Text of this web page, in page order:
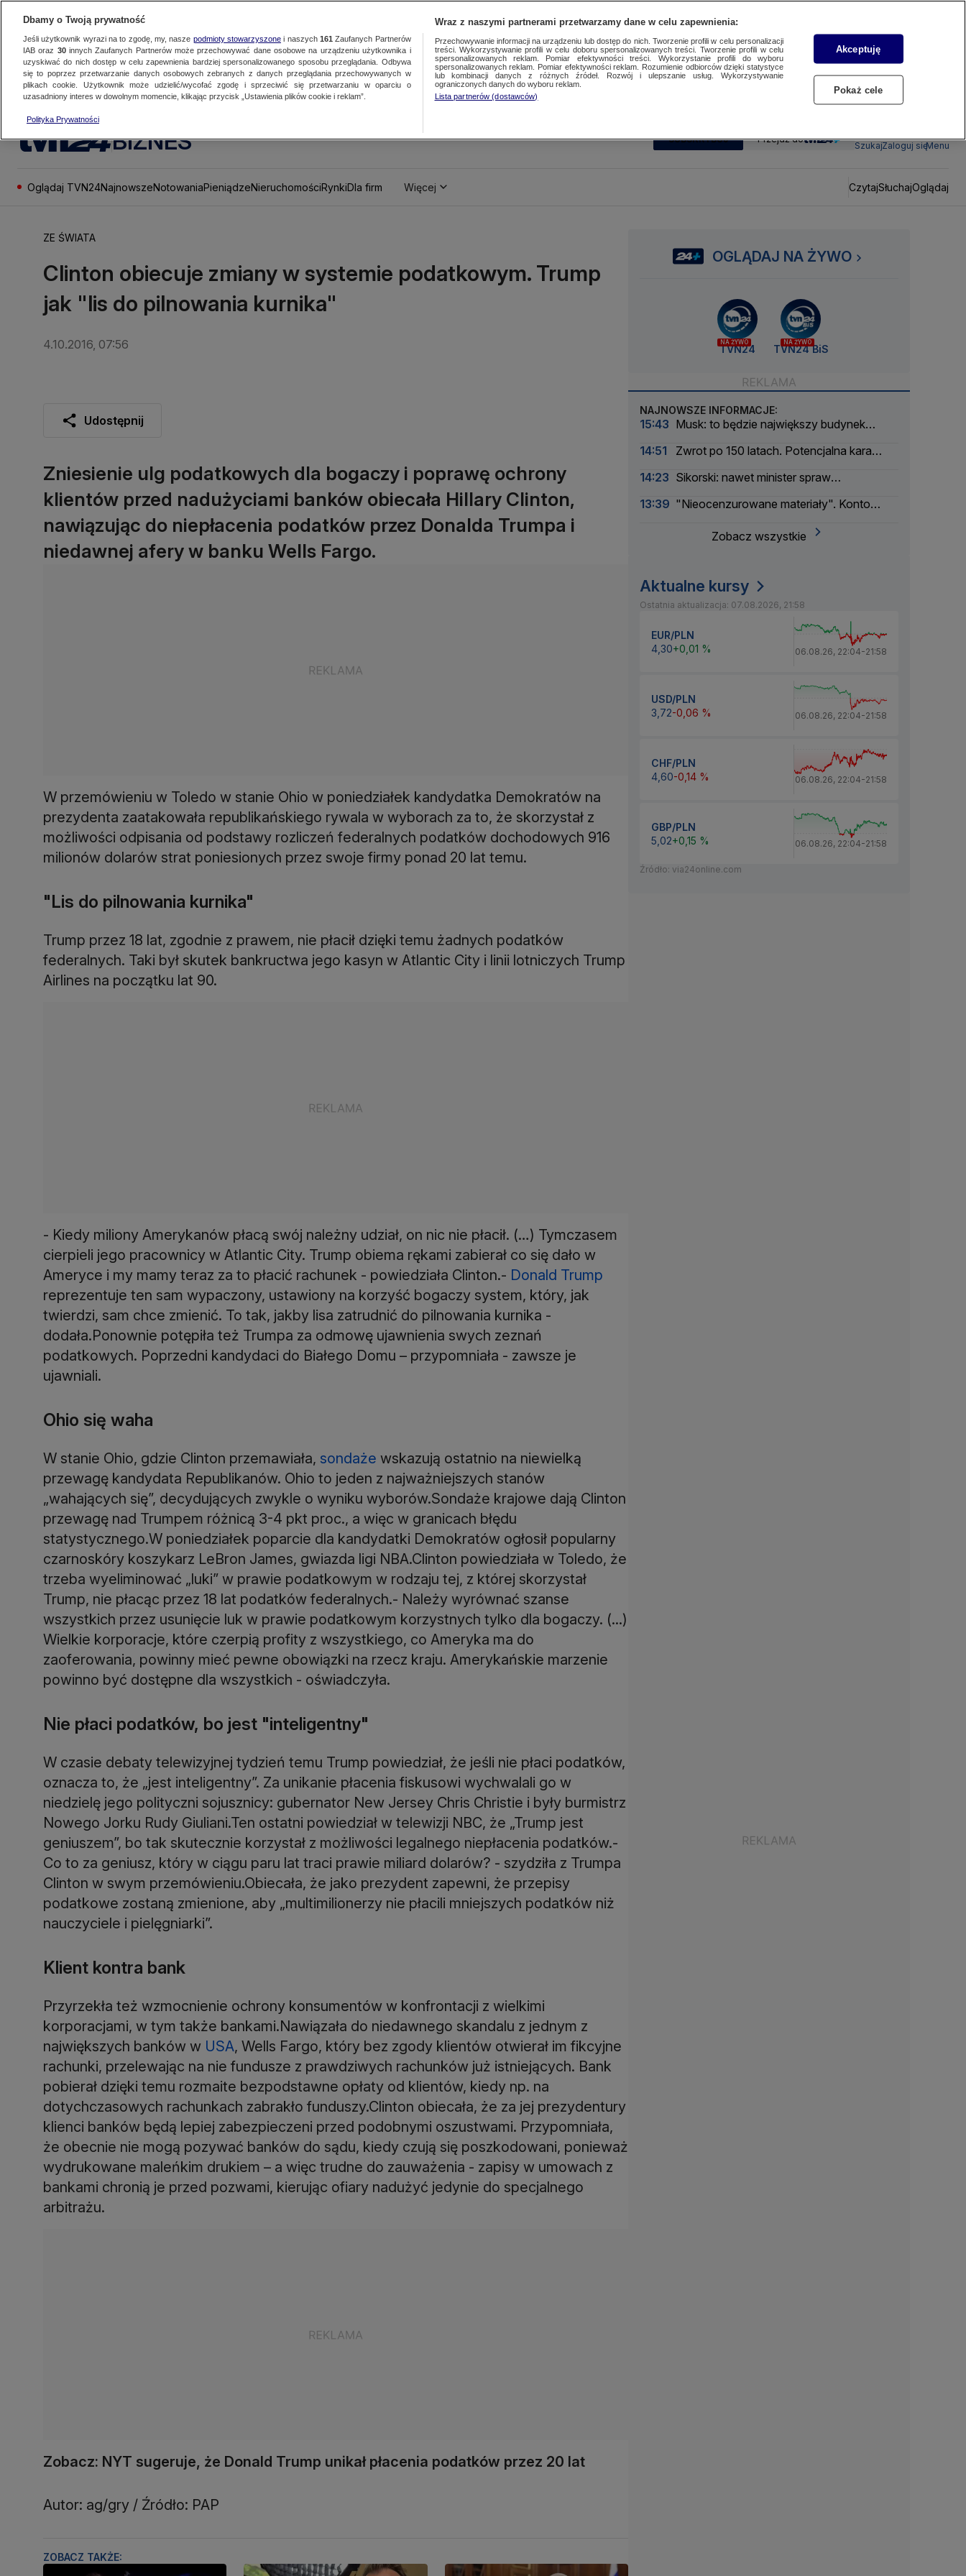
BIZNES SUBSKRYBUJ Przejdź do
SzukajZaloguj sięMenu
Oglądaj TVN24NajnowszeNotowaniaPieniądzeNieruchomościRynkiDla firm Więcej CzytajSłuchajOglądaj
ZE ŚWIATA
Clinton obiecuje zmiany w systemie podatkowym. Trump
jak "lis do pilnowania kurnika"
4.10.2016, 07:56
Udostępnij
Zniesienie ulg podatkowych dla bogaczy i poprawę ochrony
klientów przed nadużyciami banków obiecała Hillary Clinton,
nawiązując do niepłacenia podatków przez Donalda Trumpa i
niedawnej afery w banku Wells Fargo.
W przemówieniu w Toledo w stanie Ohio w poniedziałek kandydatka Demokratów na
prezydenta zaatakowała republikańskiego rywala w wyborach za to, że skorzystał z
możliwości odpisania od podstawy rozliczeń federalnych podatków dochodowych 916
milionów dolarów strat poniesionych przez swoje firmy ponad 20 lat temu.
"Lis do pilnowania kurnika"
Trump przez 18 lat, zgodnie z prawem, nie płacił dzięki temu żadnych podatków
federalnych. Taki był skutek bankructwa jego kasyn w Atlantic City i linii lotniczych Trump
Airlines na początku lat 90.
- Kiedy miliony Amerykanów płacą swój należny udział, on nic nie płacił. (…) Tymczasem
cierpieli jego pracownicy w Atlantic City. Trump obiema rękami zabierał co się dało w
Ameryce i my mamy teraz za to płacić rachunek - powiedziała Clinton.- Donald Trump
reprezentuje ten sam wypaczony, ustawiony na korzyść bogaczy system, który, jak
twierdzi, sam chce zmienić. To tak, jakby lisa zatrudnić do pilnowania kurnika -
dodała.Ponownie potępiła też Trumpa za odmowę ujawnienia swych zeznań
podatkowych. Poprzedni kandydaci do Białego Domu – przypomniała - zawsze je
ujawniali.
Ohio się waha
W stanie Ohio, gdzie Clinton przemawiała, sondaże wskazują ostatnio na niewielką
przewagę kandydata Republikanów. Ohio to jeden z najważniejszych stanów
„wahających się”, decydujących zwykle o wyniku wyborów.Sondaże krajowe dają Clinton
przewagę nad Trumpem różnicą 3-4 pkt proc., a więc w granicach błędu
statystycznego.W poniedziałek poparcie dla kandydatki Demokratów ogłosił popularny
czarnoskóry koszykarz LeBron James, gwiazda ligi NBA.Clinton powiedziała w Toledo, że
trzeba wyeliminować „luki” w prawie podatkowym w rodzaju tej, z której skorzystał
Trump, nie płacąc przez 18 lat podatków federalnych.- Należy wyrównać szanse
wszystkich przez usunięcie luk w prawie podatkowym korzystnych tylko dla bogaczy. (...)
Wielkie korporacje, które czerpią profity z wszystkiego, co Ameryka ma do
zaoferowania, powinny mieć pewne obowiązki na rzecz kraju. Amerykańskie marzenie
powinno być dostępne dla wszystkich - oświadczyła.
Nie płaci podatków, bo jest "inteligentny"
W czasie debaty telewizyjnej tydzień temu Trump powiedział, że jeśli nie płaci podatków,
oznacza to, że „jest inteligentny”. Za unikanie płacenia fiskusowi wychwalali go w
niedzielę jego polityczni sojusznicy: gubernator New Jersey Chris Christie i były burmistrz
Nowego Jorku Rudy Giuliani.Ten ostatni powiedział w telewizji NBC, że „Trump jest
geniuszem”, bo tak skutecznie korzystał z możliwości legalnego niepłacenia podatków.-
Co to za geniusz, który w ciągu paru lat traci prawie miliard dolarów? - szydziła z Trumpa
Clinton w swym przemówieniu.Obiecała, że jako prezydent zapewni, że przepisy
podatkowe zostaną zmienione, aby „multimilionerzy nie płacili mniejszych podatków niż
nauczyciele i pielęgniarki”.
Klient kontra bank
Przyrzekła też wzmocnienie ochrony konsumentów w konfrontacji z wielkimi
korporacjami, w tym także bankami.Nawiązała do niedawnego skandalu z jednym z
największych banków w USA, Wells Fargo, który bez zgody klientów otwierał im fikcyjne
rachunki, przelewając na nie fundusze z prawdziwych rachunków już istniejących. Bank
pobierał dzięki temu rozmaite bezpodstawne opłaty od klientów, kiedy np. na
dotychczasowych rachunkach zabrakło funduszy.Clinton obiecała, że za jej prezydentury
klienci banków będą lepiej zabezpieczeni przed podobnymi oszustwami. Przypomniała,
że obecnie nie mogą pozywać banków do sądu, kiedy czują się poszkodowani, ponieważ
wydrukowane maleńkim drukiem – a więc trudne do zauważenia - zapisy w umowach z
bankami chronią je przed pozwami, kierując ofiary nadużyć jedynie do specjalnego
arbitrażu.
Zobacz: NYT sugeruje, że Donald Trump unikał płacenia podatków przez 20 lat
Autor: ag/gry / Źródło: PAP
ZOBACZ TAKŻE:
OGLĄDAJ NA ŻYWO
NA ŻYWO
TVN24
NA ŻYWO
TVN24 BiS
NAJNOWSZE INFORMACJE:
15:43 Musk: to będzie największy budynek
14:51
Zwrot po 150 latach. Potencjalna kara
14:23 Sikorski: nawet minister spraw
13:39 "Nieocenzurowane materiały". Konto
Zobacz wszystkie
Aktualne kursy
Ostatnia aktualizacja: 07.08.2026, 21:58
EUR/PLN
4,30+0,01 % 06.08.26, 22:04-21:58
USD/PLN
3,72-0,06 % 06.08.26, 22:04-21:58
CHF/PLN
4,60-0,14 % 06.08.26, 22:04-21:58
GBP/PLN
5,02+0,15 % 06.08.26, 22:04-21:58
Źródło: via24online.com
Dbamy o Twoją prywatność
Jeśli użytkownik wyrazi na to zgodę, my, nasze podmioty stowarzyszonei naszych 161 Zaufanych Partnerów
IAB oraz 30innych Zaufanych Partnerów może przechowywać dane osobowe na urządzeniu użytkownika i
uzyskiwać do nich dostęp w celu zapewnienia bardziej spersonalizowanego sposobu przeglądania. Odbywa
się to poprzez przetwarzanie danych osobowych zebranych z danych przeglądania przechowywanych w
plikach cookie. Użytkownik może udzielić/wycofać zgodę i sprzeciwić się przetwarzaniu w oparciu o
uzasadniony interes w dowolnym momencie, klikając przycisk „Ustawienia plików cookie i reklam”.
Polityka Prywatności
Wraz z naszymi partnerami przetwarzamy dane w celu zapewnienia:
Przechowywanie informacji na urządzeniu lub dostęp do nich. Tworzenie profili w celu personalizacji
treści. Wykorzystywanie profili w celu doboru spersonalizowanych treści. Tworzenie profili w celu
spersonalizowanych reklam. Pomiar efektywności treści. Wykorzystanie profili do wyboru
spersonalizowanych reklam. Pomiar efektywności reklam. Rozumienie odbiorców dzięki statystyce
lub kombinacji danych z różnych źródeł. Rozwój i ulepszanie usług. Wykorzystywanie
ograniczonych danych do wyboru reklam.
Lista partnerów (dostawców)
Akceptuję
Pokaż cele